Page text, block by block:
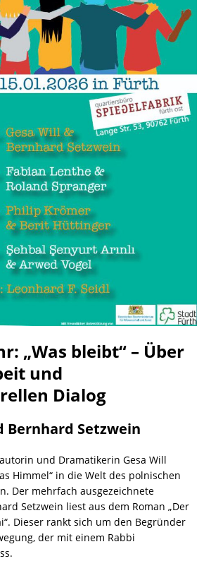
„Was bleibt“ – Über
und
Dialog
Bernhard Setzwein
und Dramatikerin Gesa Will
Himmel“ in die Welt des polnischen
Der mehrfach ausgezeichnete
Setzwein liest aus dem Roman „Der
Dieser rankt sich um den Begründer
der mit einem Rabbi